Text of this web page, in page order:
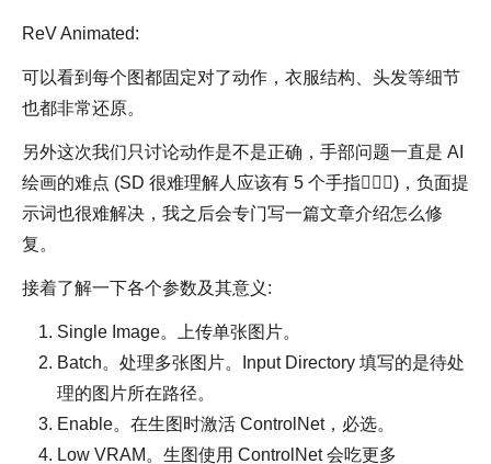
ReV Animated:
可以看到每个图都固定对了动作，衣服结构、头发等细节
也都非常还原。
另外这次我们只讨论动作是不是正确，手部问题一直是 AI
绘画的难点 (SD 很难理解人应该有 5 个手指🤦🏻‍♀️)，负面提
示词也很难解决，我之后会专门写一篇文章介绍怎么修
复。
接着了解一下各个参数及其意义:
Single Image。上传单张图片。
Batch。处理多张图片。Input Directory 填写的是待处
理的图片所在路径。
Enable。在生图时激活 ControlNet，必选。
Low VRAM。生图使用 ControlNet 会吃更多